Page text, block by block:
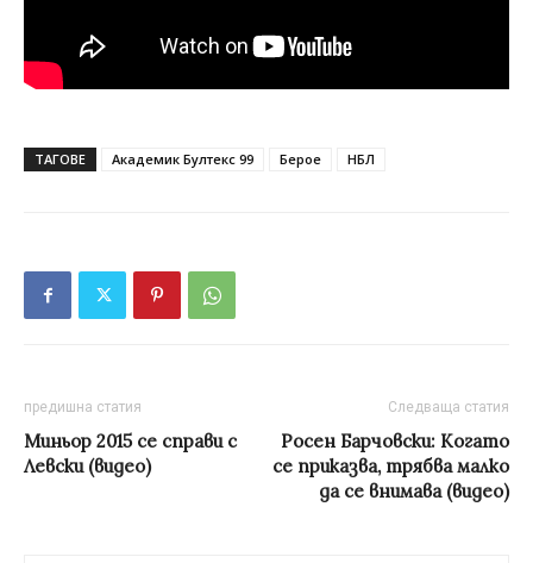
ТАГОВЕ Академик Бултекс 99 Берое НБЛ
предишна статия
Миньор 2015 се справи с
Левски (видео)
Следваща статия
Росен Барчовски: Когато
се приказва, трябва малко
да се внимава (видео)